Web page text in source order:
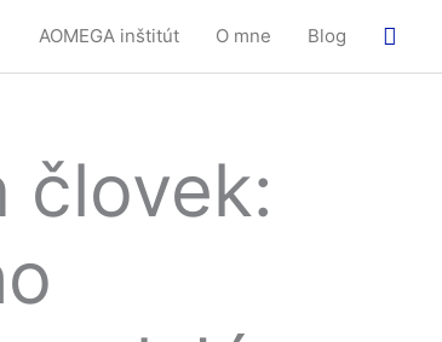
AOMEGA inštitút O mne Blog Hľadať
človek: